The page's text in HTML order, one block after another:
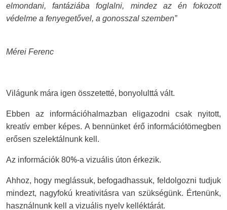
elmondani, fantáziába foglalni, mindez az én fokozott
védelme a fenyegetővel, a gonosszal szemben”
Mérei Ferenc
Világunk mára igen összetetté, bonyolulttá vált.
Ebben az információhalmazban eligazodni csak nyitott,
kreatív ember képes. A bennünket érő információtömegben
erősen szelektálnunk kell.
Az információk 80%-a vizuális úton érkezik.
Ahhoz, hogy meglássuk, befogadhassuk, feldolgozni tudjuk
mindezt, nagyfokú kreativitásra van szükségünk. Értenünk,
használnunk kell a vizuális nyelv kelléktárát.